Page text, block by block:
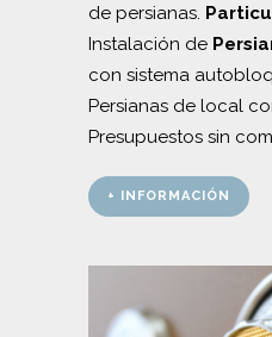
de persianas.
Instalación de
con sistema
Persianas de local
Presupuestos sin
+ INFORMACIÓN